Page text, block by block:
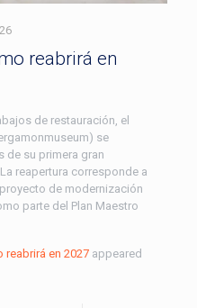
reabrirá en
de restauración, el
se
de su primera gran
reapertura corresponde a
de modernización
parte del Plan Maestro
reabrirá en 2027 appeared